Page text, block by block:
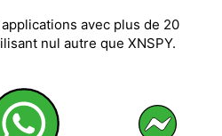
avec plus de 20
nul autre que XNSPY.